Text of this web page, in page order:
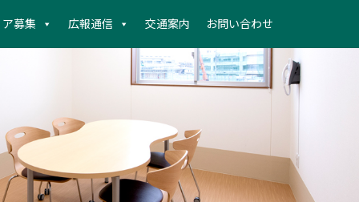
募集 広報通信 交通案内 お問い合わせ